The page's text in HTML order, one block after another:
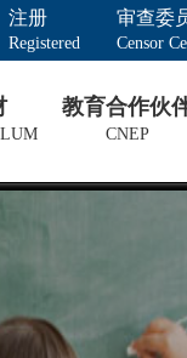
注册
Registered
审查委
Censor
教育合作伙
CNEP